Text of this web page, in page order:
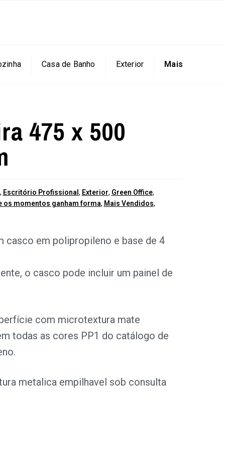
Casa de Banho Exterior Mais
475 x 500
, Escritório Profissional , Exterior, Green Office,
os momentos ganham forma, Mais Vendidos,
casco em polipropileno e base de 4
o casco pode incluir um painel de
com microtextura mate
todas as cores PP1 do catálogo de
metalica empilhavel sob consulta